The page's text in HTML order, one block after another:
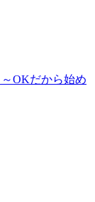
OKだから始め